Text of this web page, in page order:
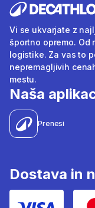
Vi se ukvarjate z
športno opremo. Od
logistike. Za vas to
nepremagljivih
mestu.
Naša
Prenesi
Dostava in